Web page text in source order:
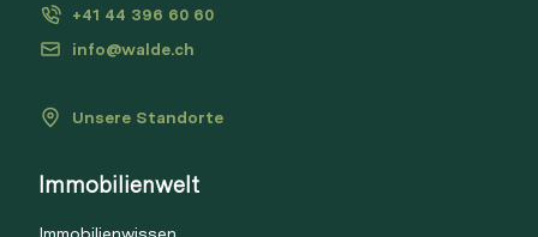
Login
+41 44 396 60 60
info@walde.ch
Unsere Standorte
Immobilienwelt
Link kopieren